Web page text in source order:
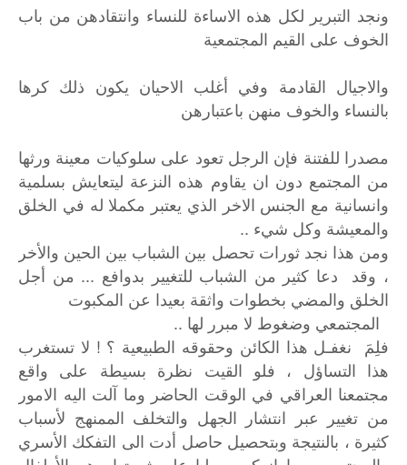
ونجد التبرير لكل هذه الاساءة للنساء وانتقادهن من باب
الخوف على القيم المجتمعية
والاجيال القادمة وفي أغلب الاحيان يكون ذلك كرها
بالنساء والخوف منهن باعتبارهن
مصدرا للفتنة فإن الرجل تعود على سلوكيات معينة ورثها
من المجتمع دون ان يقاوم هذه النزعة ليتعايش بسلمية
وانسانية مع الجنس الاخر الذي يعتبر مكملا له في الخلق
والمعيشة وكل شيء ..
ومن هذا نجد ثورات تحصل بين الشباب بين الحين والأخر
، وقد دعا كثير من الشباب للتغيير بدوافع ... من أجل
الخلق والمضي بخطوات واثقة بعيدا عن المكبوت
المجتمعي وضغوط لا مبرر لها ..
فلِمَ نغفـل هذا الكائن وحقوقه الطبيعية ؟ ! لا تستغرب
هذا التساؤل ، فلو القيت نظرة بسيطة على واقع
مجتمعنا العراقي في الوقت الحاضر وما آلت اليه الامور
من تغيير عبر انتشار الجهل والتخلف الممنهج لأسباب
كثيرة ، بالنتيجة وبتحصيل حاصل أدت الى التفكك الأسري